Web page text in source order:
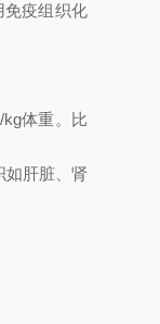
免疫组织化
kg体重。比
如肝脏、肾